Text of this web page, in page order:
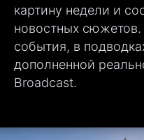
картину недели и
новостных
события, в
дополненной
Broadcast.